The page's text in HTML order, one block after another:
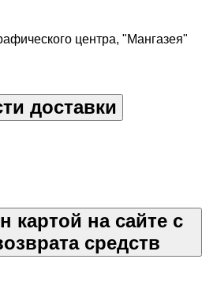
центра, "Мангазея"
доставки
картой на сайте с
средств